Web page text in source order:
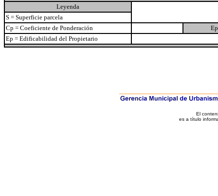
Leyenda
S = Superficie parcela
Cp = Coeficiente de Ponderación
Ep = Edificabilidad del Propietario
El
es a título